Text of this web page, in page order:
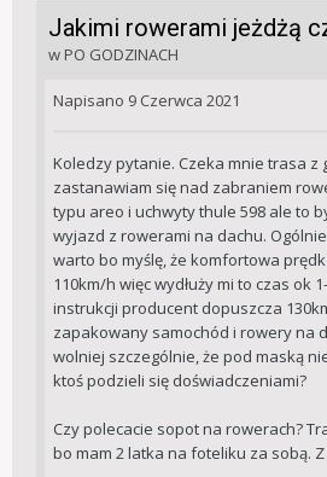
w PO GODZINACH
Napisano 9 Czerwca 2021
Koledzy pytanie. Czeka mnie trasa z
zastanawiam się nad zabraniem
typu areo i uchwyty thule 598 ale to
wyjazd z rowerami na dachu.
warto bo myślę, że komfortowa
110km/h więc wydłuży mi to czas ok
instrukcji producent dopuszcza
zapakowany samochód i rowery na
wolniej szczególnie, że pod maską
ktoś podzieli się doświadczeniami?
Czy polecacie sopot na rowerach?
bo mam 2 latka na foteliku za sobą.